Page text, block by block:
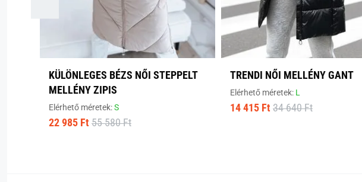
KÜLÖNLEGES BÉZS NŐI STEPPELT
MELLÉNY ZIPIS
Elérhető méretek:S
22 985 Ft 55 580 Ft
TRENDI NŐI MELLÉNY GANT
Elérhető méretek: L
14 415 Ft 34 640 Ft